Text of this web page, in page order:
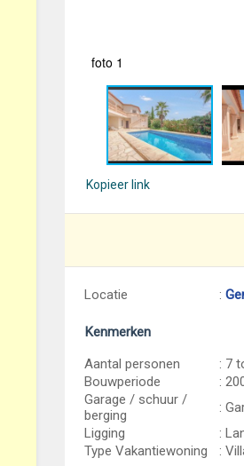
foto 1
Kopieer link
Locatie :
Kenmerken
Aantal personen
: 7
Bouwperiode
:
Garage / schuur /
berging
:
Ligging
:
Type Vakantiewoning
: